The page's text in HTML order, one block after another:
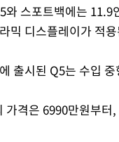
와 스포트백에는
믹 디스플레이가 적
출시된 Q5는 수입
가격은 6990만원부